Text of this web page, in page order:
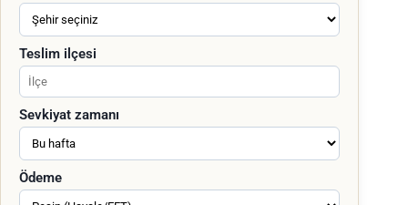
Teslim ilçesi
Sevkiyat zamanı
Ödeme